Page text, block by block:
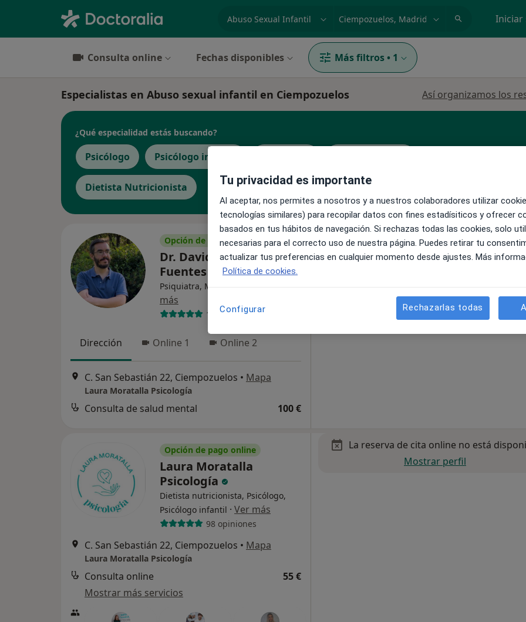
Iniciar
Consulta online Fechas disponibles Más filtros • 1
Especialistas en Abuso sexual infantil en Ciempozuelos Así organizamos los
¿Qué especialidad estás buscando?
Psicólogo Psicólogo infantil
Dietista Nutricionista
Opción de pago online
Dr. David Tomás B.
Fuentes
Psiquiatra, Médico general
más
10 opiniones
Dirección Online 1 Online 2
C. San Sebastián 22, Ciempozuelos • Mapa
Laura Moratalla Psicología
Consulta de salud mental 100 €
La reserva de cita online no está
Pedir una cita
Opción de pago online
Laura Moratalla
Psicología
Dietista nutricionista, Psicólogo,
Psicólogo infantil · Ver más
98 opiniones
C. San Sebastián 22, Ciempozuelos • Mapa
Laura Moratalla Psicología
Consulta online
55 €
Mostrar más servicios
La reserva de cita online no está
Mostrar perfil
Tu privacidad es importante
Al aceptar, nos permites a nosotros y a nuestros colaboradores utilizar
tecnologías similares) para recopilar datos con fines estadísiticos y ofrecer
basados en tus hábitos de navegación. Si rechazas todas las cookies, solo
necesarias para el correcto uso de nuestra página. Puedes retirar tu
actualizar tus preferencias en cualquier momento desde ajustes. Más
Política de cookies.
Configurar Rechazarlas todas